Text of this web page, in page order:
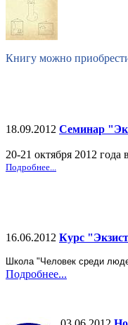
Книгу можно
18.09.2012 Семинар
20-21 октября 2012 года
Подробнее...
16.06.2012 Курс
Школа "Человек среди
Подробнее...